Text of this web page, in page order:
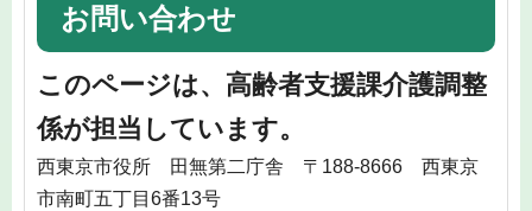
お問い合わせ
このページは、高齢者支援課介護調整
係が担当しています。
西東京市役所 田無第二庁舎 〒188-8666 西東京
市南町五丁目6番13号